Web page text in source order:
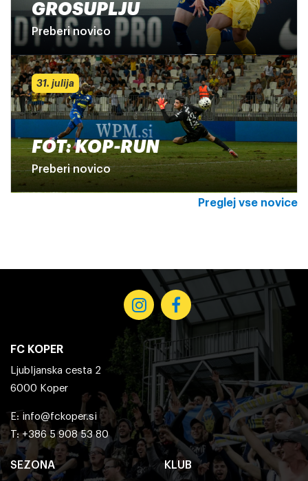
GROSUPLJU
Preberi novico
31. julija
FOT: KOP-RUN
Preberi novico
Preglej vse novice
SEZONA KLUB
FC KOPER
Ljubljanska cesta 2
6000 Koper
E: info@fckoper.si
T: +386 5 908 53 80